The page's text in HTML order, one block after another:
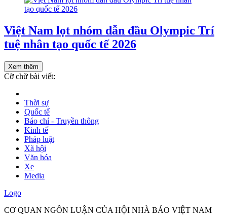
Việt Nam lọt nhóm dẫn đầu Olympic Trí
tuệ nhân tạo quốc tế 2026
Xem thêm
Cỡ chữ bài viết:
Thời sự
Quốc tế
Báo chí - Truyền thông
Kinh tế
Pháp luật
Xã hội
Văn hóa
Xe
Media
Logo
CƠ QUAN NGÔN LUẬN CỦA HỘI NHÀ BÁO VIỆT NAM